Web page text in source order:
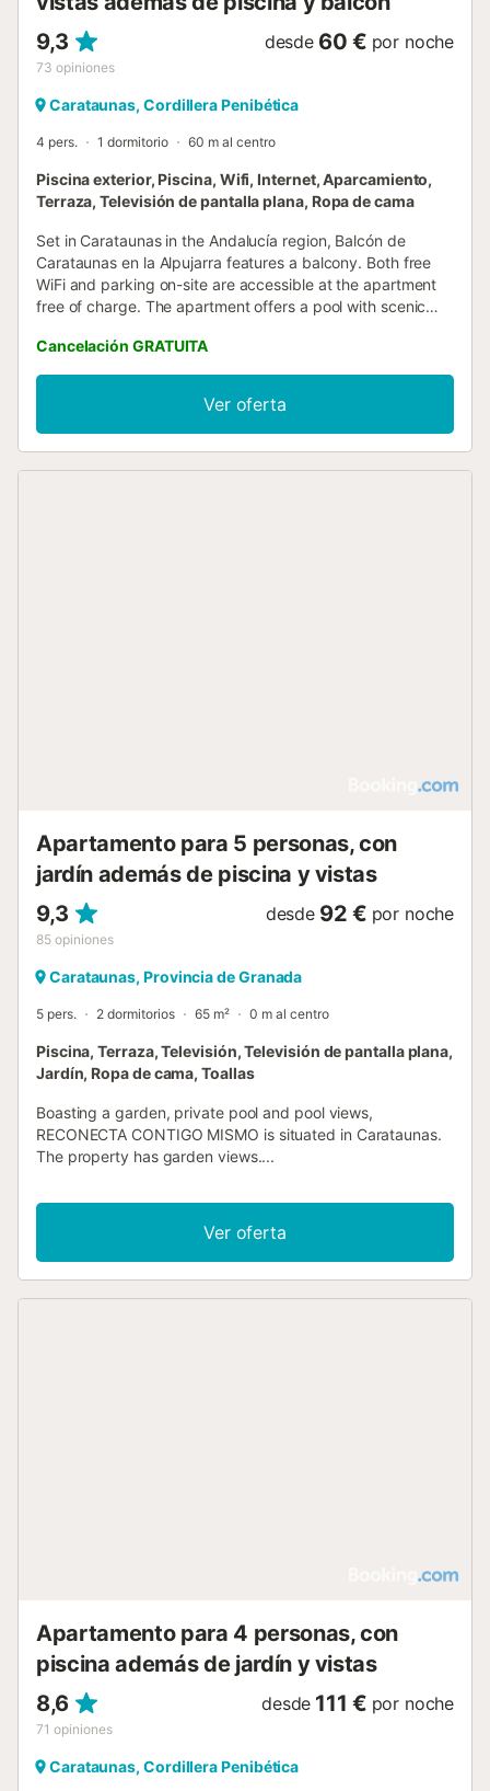
9,3
73 opiniones
desde 60 € por noche
Carataunas, Cordillera Penibética
4 pers. 1 dormitorio 60 m al centro
Piscina exterior, Piscina, Wifi, Internet, Aparcamiento,
Terraza, Televisión de pantalla plana, Ropa de cama
Set in Carataunas in the Andalucía region, Balcón de
Carataunas en la Alpujarra features a balcony. Both free
WiFi and parking on-site are accessible at the apartment
free of charge. The apartment offers a pool with scenic
Cancelación GRATUITA
Ver oferta
Apartamento para 5 personas, con
jardín además de piscina y vistas
9,3
85 opiniones
desde 92 € por noche
Carataunas, Provincia de Granada
5 pers. 2 dormitorios 65 m² 0 m al centro
Piscina, Terraza, Televisión, Televisión de pantalla plana,
Jardín, Ropa de cama, Toallas
Boasting a garden, private pool and pool views,
RECONECTA CONTIGO MISMO is situated in Carataunas.
The property has garden views....
Ver oferta
Apartamento para 4 personas, con
piscina además de jardín y vistas
8,6
71 opiniones
desde 111 € por noche
Carataunas, Cordillera Penibética